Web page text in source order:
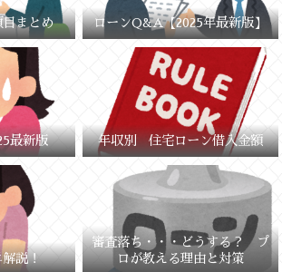
まとめ ローンQ&A【2025年最新版】
最新版 年収別 住宅ローン借入金額
解説！
審査落ち・・・どうする？ プ
ロが教える理由と対策